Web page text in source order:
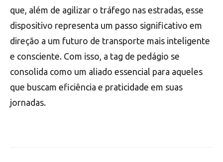
que, além de agilizar o tráfego nas estradas, esse
dispositivo representa um passo significativo em
direção a um futuro de transporte mais inteligente
e consciente. Com isso, a tag de pedágio se
consolida como um aliado essencial para aqueles
que buscam eficiência e praticidade em suas
jornadas.